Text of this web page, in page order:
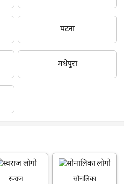
पटना
मधेपुरा
स्वराज सोनालिका